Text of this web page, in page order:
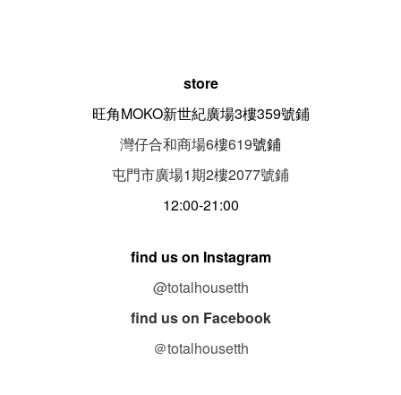
store
旺角MOKO新世紀廣場3樓359號鋪
灣仔合和商場6樓619號鋪
屯門市廣場1期2樓2077號鋪
12:00-21:00
find us on Instagram
@totalhousetth
find us on Facebook
＠totalhousetth